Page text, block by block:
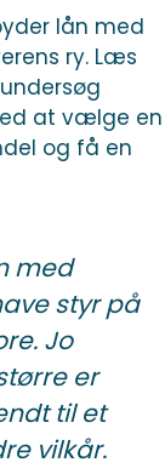
lån med
ry. Læs
at vælge en
og få en
med
styr på
Jo
er
til et
vilkår.